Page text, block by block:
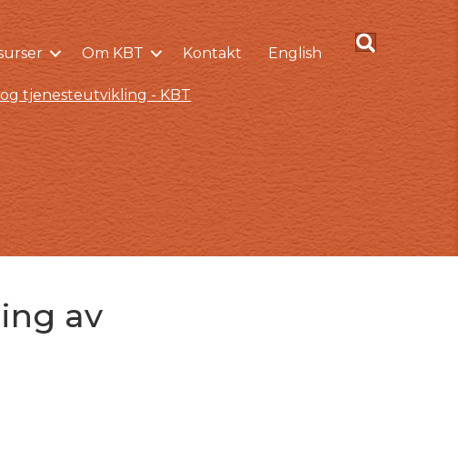
Om KBT Kontakt English
tjenesteutvikling - KBT
av